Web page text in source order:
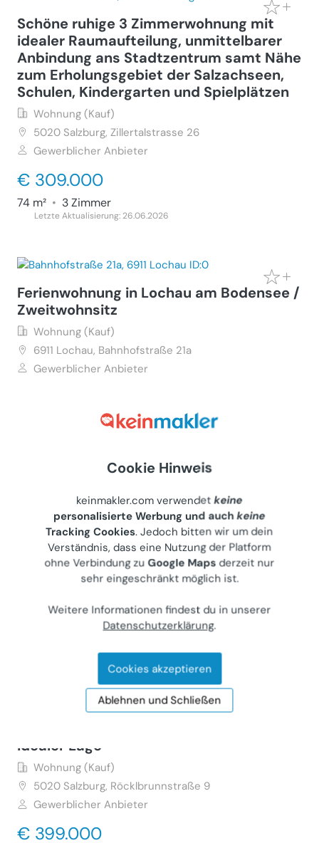
Schöne ruhige 3 Zimmerwohnung mit
idealer Raumaufteilung, unmittelbarer
Anbindung ans Stadtzentrum samt Nähe
zum Erholungsgebiet der Salzachseen,
Schulen, Kindergarten und Spielplätzen
Wohnung (Kauf)
5020 Salzburg, Zillertalstrasse 26
Gewerblicher Anbieter
€ 309.000
74 m² • 3 Zimmer
Letzte Aktualisierung: 26.06.2026
Ferienwohnung in Lochau am Bodensee /
Zweitwohnsitz
Wohnung (Kauf)
6911 Lochau, Bahnhofstraße 21a
Gewerblicher Anbieter
1.5 Zimmer
Helle Dreizimmerwohnung mit
Balkonaussicht auf Bergpanorama
Wohnung (Kauf)
5101 Bergheim, Kirchfeld 24
Gewerblicher Anbieter
€ 299.000
Letzte Aktualisierung: 24.06.2026
idealer Lage
Wohnung (Kauf)
5020 Salzburg, Röcklbrunnstraße 9
Gewerblicher Anbieter
€ 399.000
Cookie Hinweis
keinmakler.com verwendetkeine
personalisierte Werbung und auchkeine
Tracking Cookies. Jedoch bitten wir um dein
Verständnis, dass eine Nutzung der Platform
ohne Verbindung zuGoogle Maps derzeit nur
sehr eingeschränkt möglich ist.
Weitere Informationen findest du in unserer
Datenschutzerklärung.
Cookies akzeptieren
Ablehnen und Schließen